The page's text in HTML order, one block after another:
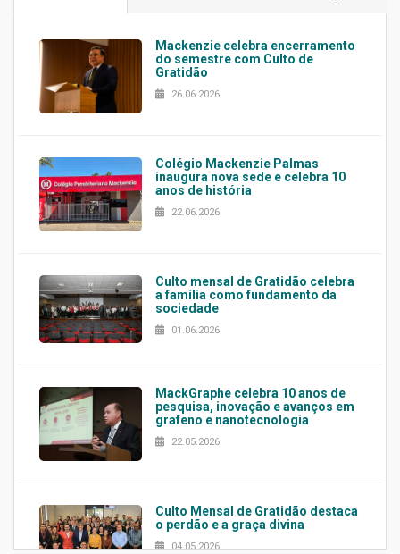
Mackenzie celebra encerramento
do semestre com Culto de
Gratidão
26.06.2026
Colégio Mackenzie Palmas
inaugura nova sede e celebra 10
anos de história
22.06.2026
Culto mensal de Gratidão celebra
a família como fundamento da
sociedade
01.06.2026
MackGraphe celebra 10 anos de
pesquisa, inovação e avanços em
grafeno e nanotecnologia
22.05.2026
Culto Mensal de Gratidão destaca
o perdão e a graça divina
04.05.2026